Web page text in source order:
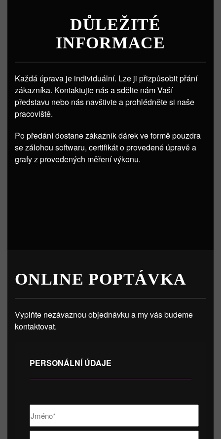
DŮLEŽITÉ
INFORMACE
Každá úprava je individuální. Lze ji přizpůsobit přání
zákazníka. Kontaktujte nás a sdělte nám Vaší
představu nebo nás navštivte a prohlédněte si naše
pracoviště.
Po předání dostane zákazník dárek ve formě pouzdra
se zálohou softwaru, certifikát o provedené úpravě a
grafy z provedených měření výkonu.
ONLINE POPTÁVKA
Vyplňte nezávaznou objednávku a my vás budeme
kontaktovat.
PERSONÁLNÍ ÚDAJE